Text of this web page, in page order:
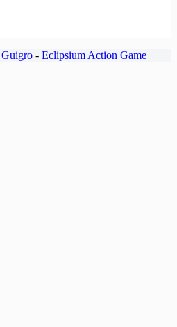
Guigro - Eclipsium Action Game